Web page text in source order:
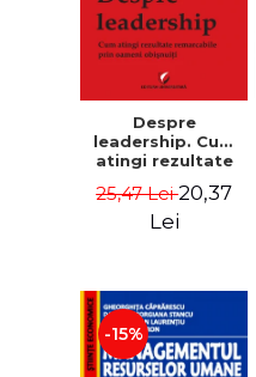
Despre
leadership. Cum
atingi rezultate
oameni obisnuiti
25,47 Lei20,37
Lei
-15%